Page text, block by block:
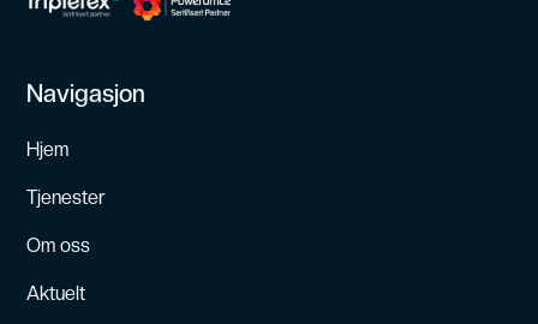
Navigasjon
Hjem
Tjenester
Om oss
Aktuelt